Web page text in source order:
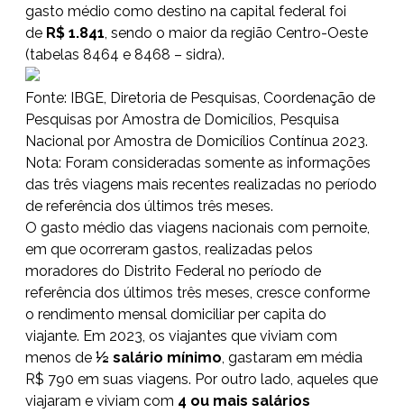
gasto médio como destino na capital federal foi
de R$ 1.841, sendo o maior da região Centro-Oeste
(tabelas 8464 e 8468 – sidra).
Fonte: IBGE, Diretoria de Pesquisas, Coordenação de
Pesquisas por Amostra de Domicílios, Pesquisa
Nacional por Amostra de Domicílios Contínua 2023.
Nota: Foram consideradas somente as informações
das três viagens mais recentes realizadas no período
de referência dos últimos três meses.
O gasto médio das viagens nacionais com pernoite,
em que ocorreram gastos, realizadas pelos
moradores do Distrito Federal no período de
referência dos últimos três meses, cresce conforme
o rendimento mensal domiciliar per capita do
viajante. Em 2023, os viajantes que viviam com
menos de ½ salário mínimo, gastaram em média
R$ 790 em suas viagens. Por outro lado, aqueles que
viajaram e viviam com 4 ou mais salários